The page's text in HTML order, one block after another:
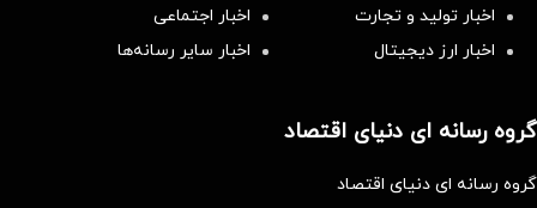
اخبار تولید و تجارت
اخبار اجتماعی
اخبار ارز دیجیتال
اخبار سایر رسانه‌‌ها
گروه رسانه ای دنیای اقتصاد
گروه رسانه ای دنیای اقتصاد